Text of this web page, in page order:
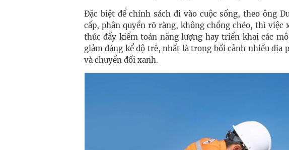
Đặc biệt để chính sách đi vào cuộc sống, theo ông
cấp, phân quyền rõ ràng, không chồng chéo, thì
thúc đẩy kiểm toán năng lượng hay triển khai các
giảm đáng kể độ trễ, nhất là trong bối cảnh nhiều địa
và chuyển đổi xanh.